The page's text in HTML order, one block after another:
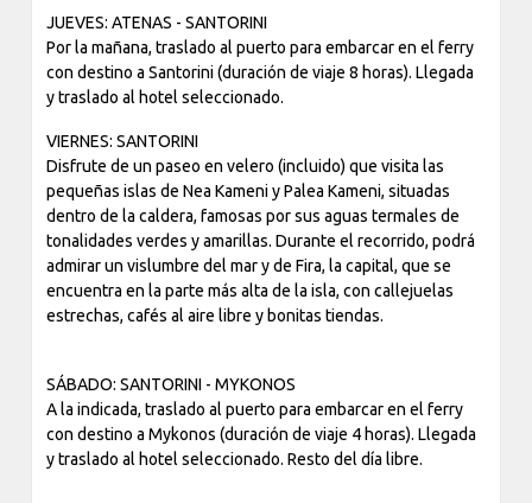
JUEVES: ATENAS - SANTORINI
Por la mañana, traslado al puerto para embarcar en el ferry
con destino a Santorini (duración de viaje 8 horas). Llegada
y traslado al hotel seleccionado.
VIERNES: SANTORINI
Disfrute de un paseo en velero (incluido) que visita las
pequeñas islas de Nea Kameni y Palea Kameni, situadas
dentro de la caldera, famosas por sus aguas termales de
tonalidades verdes y amarillas. Durante el recorrido, podrá
admirar un vislumbre del mar y de Fira, la capital, que se
encuentra en la parte más alta de la isla, con callejuelas
estrechas, cafés al aire libre y bonitas tiendas.
SÁBADO: SANTORINI - MYKONOS
A la indicada, traslado al puerto para embarcar en el ferry
con destino a Mykonos (duración de viaje 4 horas). Llegada
y traslado al hotel seleccionado. Resto del día libre.